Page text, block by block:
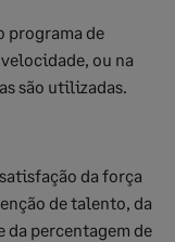
programa de
ou na
são utilizadas.
da força
de talento, da
da percentagem de